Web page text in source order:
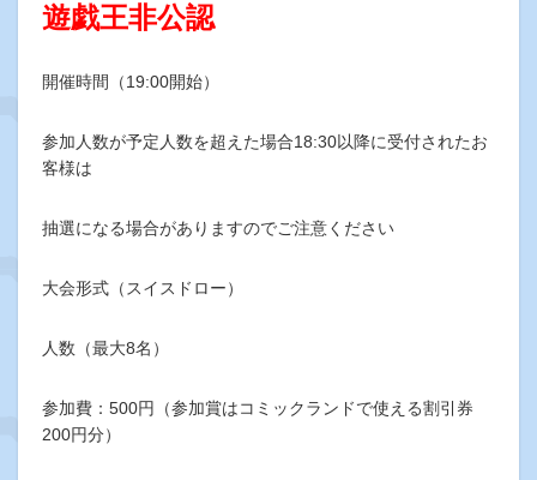
遊戯王非公認
開催時間（19:00開始）
参加人数が予定人数を超えた場合18:30以降に受付されたお
客様は
抽選になる場合がありますのでご注意ください
大会形式（スイスドロー）
人数（最大8名）
参加費：500円（参加賞はコミックランドで使える割引券
200円分）